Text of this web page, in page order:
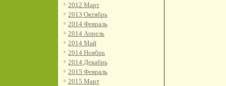
2012 Март
2013 Октябрь
2014 Февраль
2014 Апрель
2014 Май
2014 Ноябрь
2014 Декабрь
2015 Февраль
2015 Март